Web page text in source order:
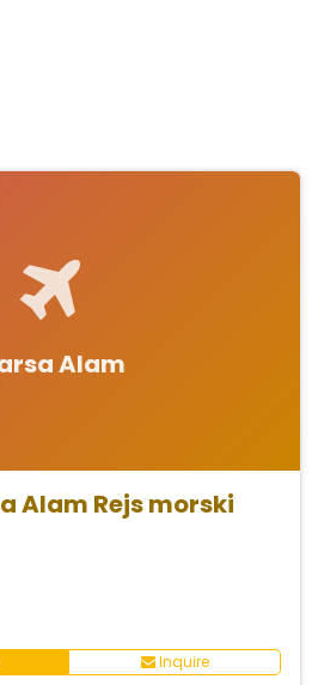
Alam
Alam Rejs morski
Inquire